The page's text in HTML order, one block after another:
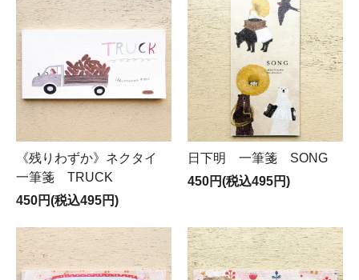
《残りわずか》ネクタイ
一筆箋 TRUCK
450円(税込495円)
日下明 一筆箋 SONG
450円(税込495円)